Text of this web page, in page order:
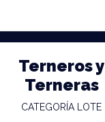
Terneros y
Terneras
CATEGORÍA LOTE